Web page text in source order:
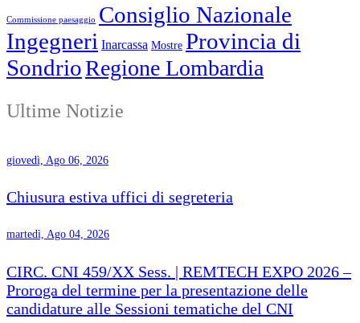
Commissione paesaggio Consiglio Nazionale
Ingegneri Inarcassa Mostre Provincia di
SondrioRegione Lombardia
Ultime Notizie
giovedì, Ago 06, 2026
Chiusura estiva uffici di segreteria
martedì, Ago 04, 2026
CIRC. CNI 459/XX Sess. | REMTECH EXPO 2026 –
Proroga del termine per la presentazione delle
candidature alle Sessioni tematiche del CNI